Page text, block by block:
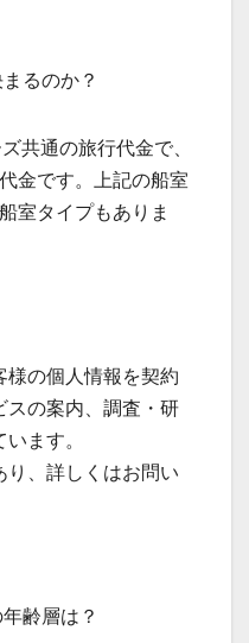
るのか？
共通の旅行代金で、
金です。上記の船室
室タイプもありま
様の個人情報を契約
スの案内、調査・研
ます。
り、詳しくはお問い
齢層は？